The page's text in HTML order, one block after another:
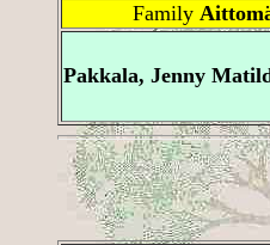
Family
Pakkala, Jenny